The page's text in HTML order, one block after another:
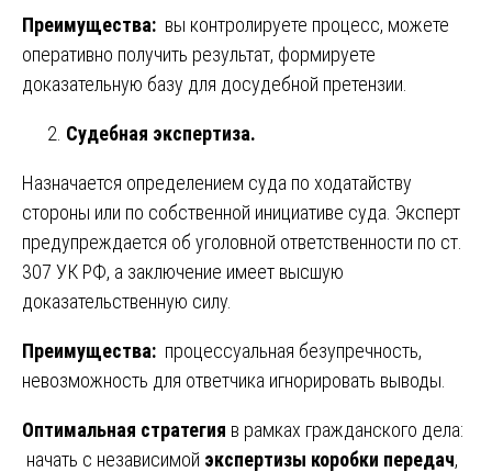
Преимущества: вы контролируете процесс, можете
оперативно получить результат, формируете
доказательную базу для досудебной претензии.
Судебная экспертиза.
Назначается определением суда по ходатайству
стороны или по собственной инициативе суда. Эксперт
предупреждается об уголовной ответственности по ст.
307 УК РФ, а заключение имеет высшую
доказательственную силу.
Преимущества: процессуальная безупречность,
невозможность для ответчика игнорировать выводы.
Оптимальная стратегия в рамках гражданского дела:
начать с независимой экспертизы коробки передач,